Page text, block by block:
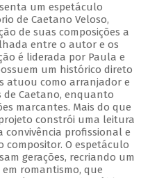
um espetáculo
de Caetano Veloso,
de suas composições a
entre o autor e os
é liderada por Paula e
um histórico direto
atuou como arranjador e
Caetano, enquanto
marcantes. Mais do que
constrói uma leitura
convivência profissional e
compositor. O espetáculo
gerações, recriando um
romantismo, que